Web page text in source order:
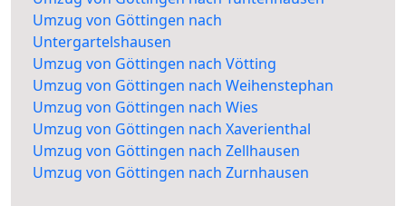
Umzug von Göttingen nach
Untergartelshausen
Umzug von Göttingen nach Vötting
Umzug von Göttingen nach Weihenstephan
Umzug von Göttingen nach Wies
Umzug von Göttingen nach Xaverienthal
Umzug von Göttingen nach Zellhausen
Umzug von Göttingen nach Zurnhausen